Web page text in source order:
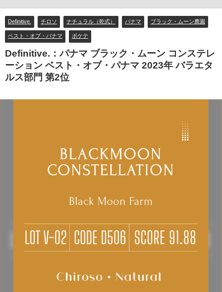
Definitive. チロソ ナチュラル（乾式） パナマ ブラック・ムーン農園
ベスト・オブ・パナマ ボケテ
Definitive.：パナマ ブラック・ムーン コンステレ
ーション ベスト・オブ・パナマ 2023年 バラエタ
ルス部門 第2位